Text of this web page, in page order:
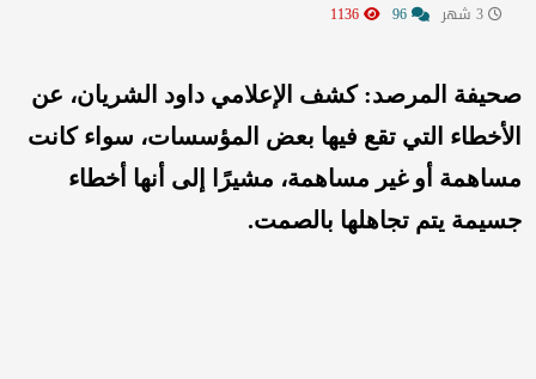
صحيفة المرصد: كشف الإعلامي داود الشريان، عن
الأخطاء التي تقع فيها بعض المؤسسات، سواء كانت
مساهمة أو غير مساهمة، مشيرًا إلى أنها أخطاء
جسيمة يتم تجاهلها بالصمت.